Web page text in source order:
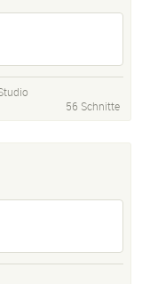
56 Schnitte